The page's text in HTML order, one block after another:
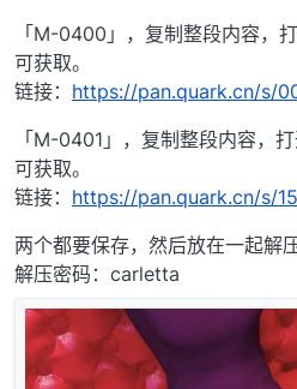
「M-0400」，复制整段内容，
可获取。
链接： https://pan.quark.cn/s/
「M-0401」，复制整段内容，
可获取。
链接： https://pan.quark.cn/s/
两个都要保存，然后放在一起解
解压密码：carletta